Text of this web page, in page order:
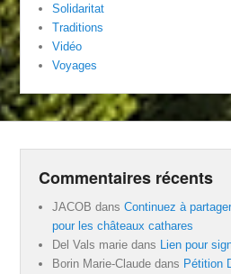
Solidaritat
Traditions
Vidéo
Voyages
Commentaires récents
JACOB dansContinuez à
pour les châteaux cathares
Del Vals marie dans Lien pour
Borin Marie-Claude dans Pétition